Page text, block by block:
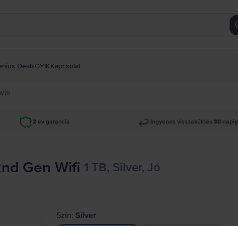
DealsGYIKKapcsolat
2 év garancia Ingyenes visszaküldés 30 napig
Gen Wifi 1 TB, Silver, Jó
Szín: Silver